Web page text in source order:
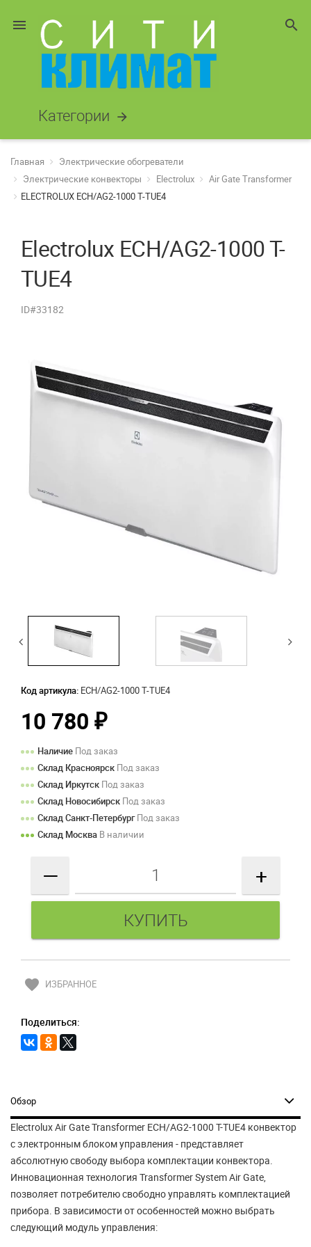
menu search
Категории arrow_forward
Главная
Электрические обогреватели
Электрические конвекторы
Electrolux
Air Gate Transformer
ELECTROLUX ECH/AG2-1000 T-TUE4
Electrolux ECH/AG2-1000 T-
TUE4
ID#33182
Код артикула: ECH/AG2-1000 T-TUE4
10 780 ₽
Наличие Под заказ
Склад Красноярск Под заказ
Склад Иркутск Под заказ
Склад Новосибирск Под заказ
Склад Санкт-ПетербургПод заказ
Склад Москва В наличии
— +
favorite ИЗБРАННОЕ
Поделиться:
Обзор
Electrolux Air Gate Transformer ECH/AG2-1000 T-TUE4 конвектор
с электронным блоком управления - представляет
абсолютную свободу выбора комплектации конвектора.
Инновационная технология Transformer System Air Gate,
позволяет потребителю свободно управлять комплектацией
прибора. В зависимости от особенностей можно выбрать
следующий модуль управления: